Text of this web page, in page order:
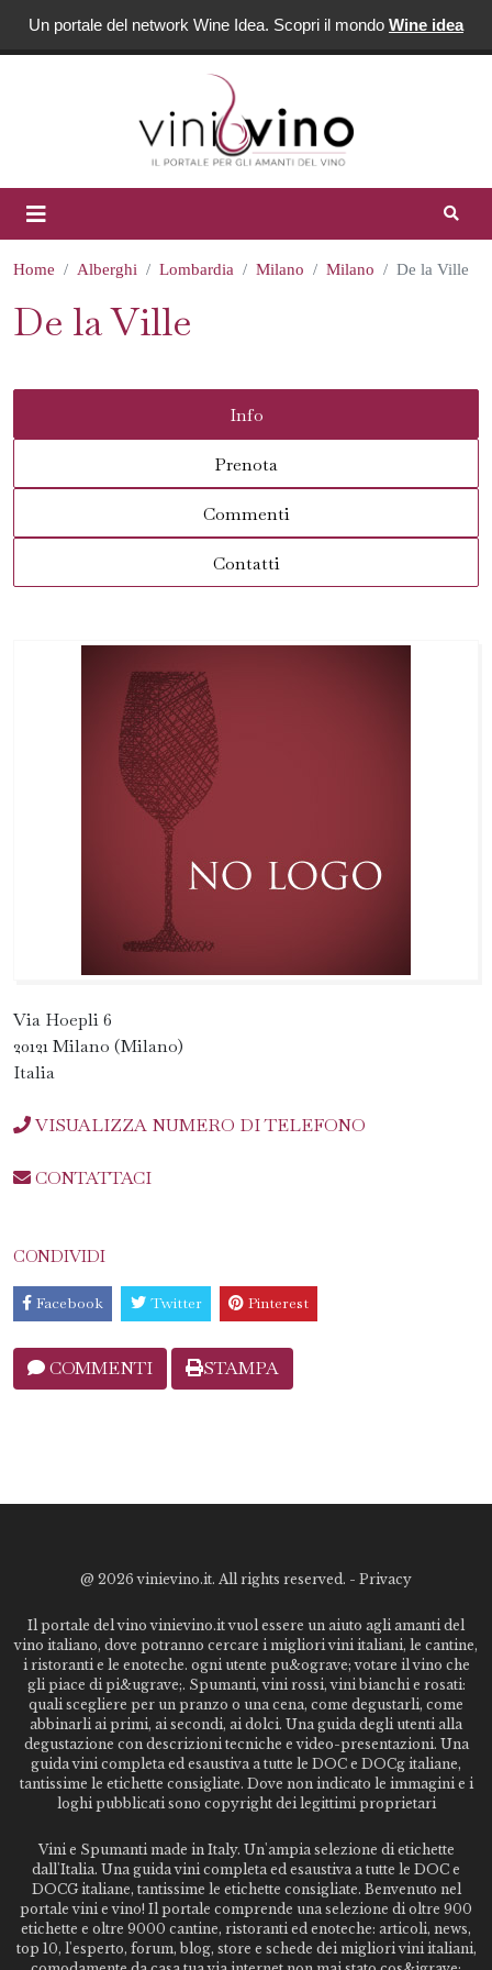
Un portale del network Wine Idea. Scopri il mondo Wine idea
Home Alberghi Lombardia Milano Milano De la Ville
De la Ville
Info
Prenota
Commenti
Contatti
Via Hoepli 6
20121 Milano (Milano)
Italia
VISUALIZZA NUMERO DI TELEFONO
CONTATTACI
CONDIVIDI
Facebook Twitter Pinterest
COMMENTI STAMPA
@ 2026 vinievino.it. All rights reserved. - Privacy
Il portale del vino vinievino.it vuol essere un aiuto agli amanti del
vino italiano, dove potranno cercare i migliori vini italiani, le cantine,
i ristoranti e le enoteche. ogni utente pu&ograve; votare il vino che
gli piace di pi&ugrave;. Spumanti, vini rossi, vini bianchi e rosati:
quali scegliere per un pranzo o una cena, come degustarli, come
abbinarli ai primi, ai secondi, ai dolci. Una guida degli utenti alla
degustazione con descrizioni tecniche e video-presentazioni. Una
guida vini completa ed esaustiva a tutte le DOC e DOCg italiane,
tantissime le etichette consigliate. Dove non indicato le immagini e i
loghi pubblicati sono copyright dei legittimi proprietari
Vini e Spumanti made in Italy. Un'ampia selezione di etichette
dall'Italia. Una guida vini completa ed esaustiva a tutte le DOC e
DOCG italiane, tantissime le etichette consigliate. Benvenuto nel
portale vini e vino! Il portale comprende una selezione di oltre 900
etichette e oltre 9000 cantine, ristoranti ed enoteche: articoli, news,
top 10, l'esperto, forum, blog, store e schede dei migliori vini italiani,